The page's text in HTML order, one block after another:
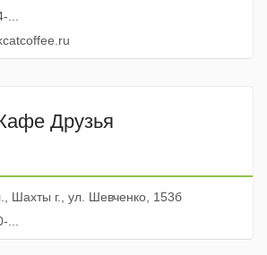
Друзья
Шахты г., ул. Шевченко, 153б